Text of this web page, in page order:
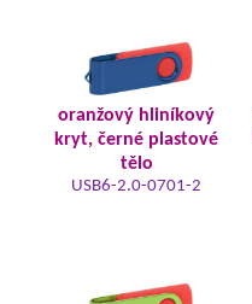
oranžový hliníkový
kryt, černé plastové
tělo
USB6-2.0-0701-2